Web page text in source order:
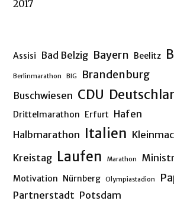
2017
Assisi Bad Belzig Bayern Beelitz
Berlinmarathon BIG Brandenburg
Buschwiesen CDU
Drittelmarathon Erfurt Hafen
Halbmarathon Italien
Kreistag Laufen Marathon
Motivation Nürnberg Olympiastadion
Partnerstadt Potsdam